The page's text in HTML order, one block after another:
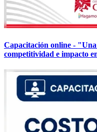
Capacitación online -
competitividad e impacto